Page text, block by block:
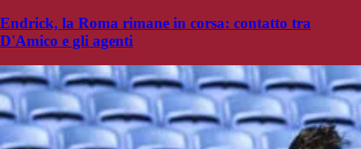
Endrick, la Roma rimane in corsa: contatto tra
D'Amico e gli agenti